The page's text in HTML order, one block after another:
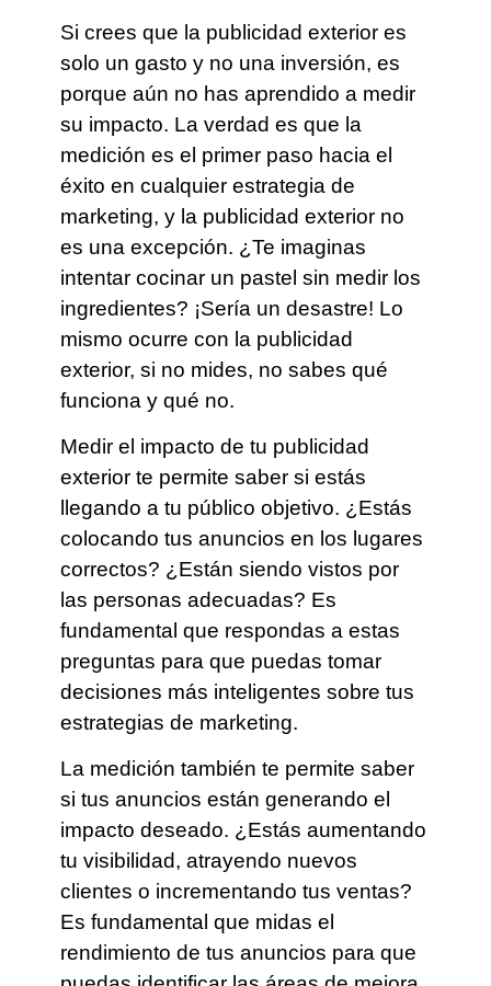
Si crees que la publicidad exterior es
solo un gasto y no una inversión, es
porque aún no has aprendido a medir
su impacto. La verdad es que la
medición es el primer paso hacia el
éxito en cualquier estrategia de
marketing, y la publicidad exterior no
es una excepción. ¿Te imaginas
intentar cocinar un pastel sin medir los
ingredientes? ¡Sería un desastre! Lo
mismo ocurre con la publicidad
exterior, si no mides, no sabes qué
funciona y qué no.
Medir el impacto de tu publicidad
exterior te permite saber si estás
llegando a tu público objetivo. ¿Estás
colocando tus anuncios en los lugares
correctos? ¿Están siendo vistos por
las personas adecuadas? Es
fundamental que respondas a estas
preguntas para que puedas tomar
decisiones más inteligentes sobre tus
estrategias de marketing.
La medición también te permite saber
si tus anuncios están generando el
impacto deseado. ¿Estás aumentando
tu visibilidad, atrayendo nuevos
clientes o incrementando tus ventas?
Es fundamental que midas el
rendimiento de tus anuncios para que